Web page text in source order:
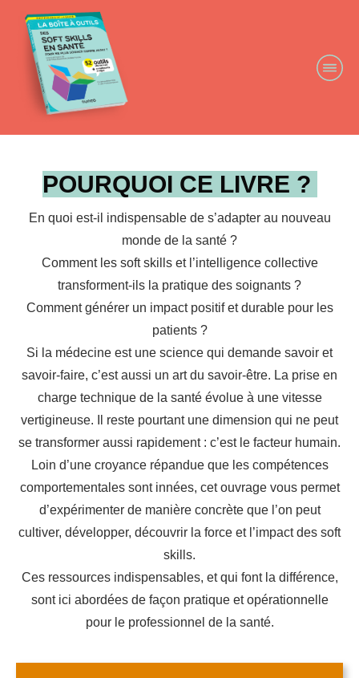
POURQUOI CE LIVRE ?
En quoi est-il indispensable de s’adapter au nouveau
monde de la santé ?
Comment les soft skills et l’intelligence collective
transforment-ils la pratique des soignants ?
Comment générer un impact positif et durable pour les
patients ?
Si la médecine est une science qui demande savoir et
savoir-faire, c’est aussi un art du savoir-être. La prise en
charge technique de la santé évolue à une vitesse
vertigineuse. Il reste pourtant une dimension qui ne peut
se transformer aussi rapidement : c’est le facteur humain.
Loin d’une croyance répandue que les compétences
comportementales sont innées, cet ouvrage vous permet
d’expérimenter de manière concrète que l’on peut
cultiver, développer, découvrir la force et l’impact des soft
skills.
Ces ressources indispensables, et qui font la différence,
sont ici abordées de façon pratique et opérationnelle
pour le professionnel de la santé.